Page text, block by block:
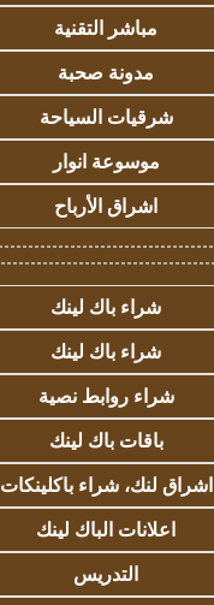
مباشر التقنية
مدونة صحبة
شرقيات السياحة
موسوعة انوار
اشراق الأرباح
شراء باك لينك
شراء باك لينك
شراء روابط نصية
باقات باك لينك
اشراق لنك، شراء باكلينكات
اعلانات الباك لينك
التدريس